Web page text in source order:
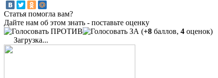
Статья помогла вам?
Дайте нам об этом знать - поставьте оценку
(+8 баллов, 4 оценок)
Загрузка...